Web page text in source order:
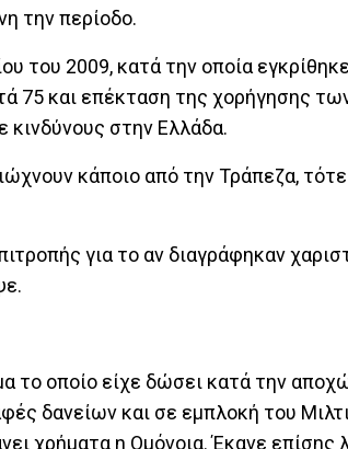
την περίοδο.
του 2009, κατά την οποία
75 και επέκταση της χορήγησης
κινδύνους στην Ελλάδα.
κάποιο από την Τράπεζα,
για το αν διαγράφηκαν
το οποίο είχε δώσει κατά την
δανείων και σε εμπλοκή του
χρήματα η Ομόνοια. Έκανε επίσης